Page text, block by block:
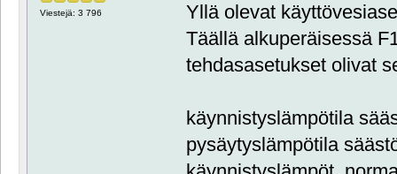
Viestejä: 3 796
Yllä olevat
Täällä alkuperäisessä
tehdasasetukset olivat
käynnistyslämpötila
pysäytyslämpötila